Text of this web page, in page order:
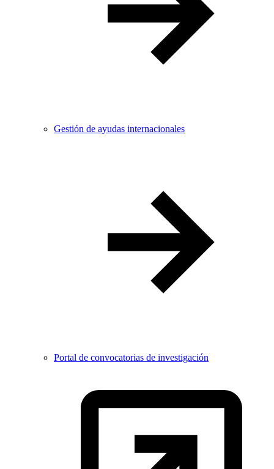
Gestión de ayudas internacionales
Portal de convocatorias de investigación